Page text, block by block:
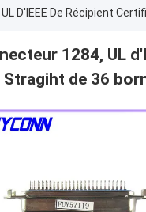
D'IEEE De Récipient
1284, UL
Stragiht de 36